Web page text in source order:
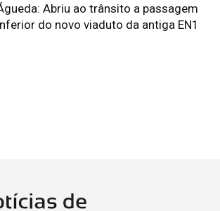
Abriu ao trânsito a passagem
do novo viaduto da antiga EN1